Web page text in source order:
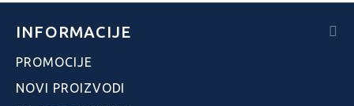
INFORMACIJE
PROMOCIJE
NOVI PROIZVODI